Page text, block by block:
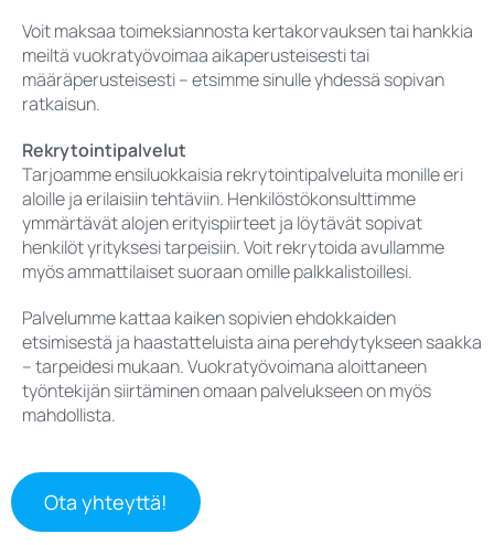
Voit maksaa toimeksiannosta kertakorvauksen tai hankkia
meiltä vuokratyövoimaa aikaperusteisesti tai
määräperusteisesti – etsimme sinulle yhdessä sopivan
ratkaisun.
Rekrytointipalvelut
Tarjoamme ensiluokkaisia rekrytointipalveluita monille eri
aloille ja erilaisiin tehtäviin. Henkilöstökonsulttimme
ymmärtävät alojen erityispiirteet ja löytävät sopivat
henkilöt yrityksesi tarpeisiin. Voit rekrytoida avullamme
myös ammattilaiset suoraan omille palkkalistoillesi.
Palvelumme kattaa kaiken sopivien ehdokkaiden
etsimisestä ja haastatteluista aina perehdytykseen saakka
– tarpeidesi mukaan. Vuokratyövoimana aloittaneen
työntekijän siirtäminen omaan palvelukseen on myös
mahdollista.
Ota yhteyttä!